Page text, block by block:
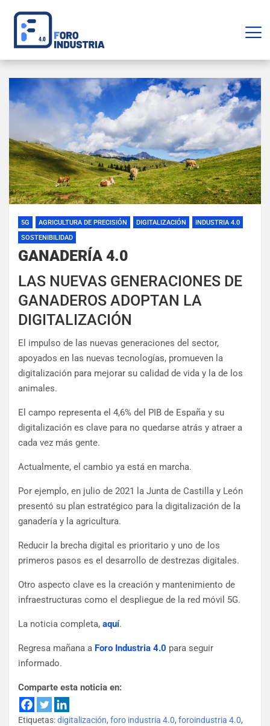
5G AGRICULTURA DE PRECISIÓN DIGITALIZACIÓN
INDUSTRIA 4.0
SOSTENIBILIDAD
GANADERÍA 4.0
LAS NUEVAS GENERACIONES DE
GANADEROS ADOPTAN LA
DIGITALIZACIÓN
El impulso de las nuevas generaciones del sector,
apoyados en las nuevas tecnologías, promueven la
digitalización para mejorar su calidad de vida y la de los
animales.
El campo representa el 4,6% del PIB de España y su
digitalización es clave para no quedarse atrás y atraer a
cada vez más gente.
Actualmente, el cambio ya está en marcha.
Por ejemplo, en julio de 2021 la Junta de Castilla y León
presentó su plan estratégico para la digitalización de la
ganadería y la agricultura.
Reducir la brecha digital es prioritario y uno de los
primeros pasos es el desarrollo de destrezas digitales.
Otro aspecto clave es la creación y mantenimiento de
infraestructuras como el despliegue de la red móvil 5G.
La noticia completa, aquí.
Regresa mañana a Foro Industria 4.0 para seguir
informado.
Comparte esta noticia en:
Etiquetas:digitalización, foro industria 4.0, foroindustria 4.0,